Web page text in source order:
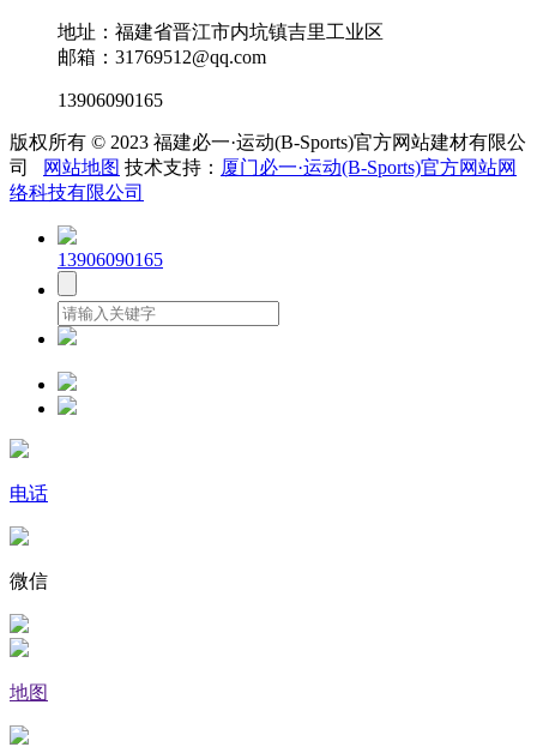
地址：福建省晋江市内坑镇吉里工业区
邮箱：31769512@qq.com
13906090165
版权所有 © 2023 福建必一·运动(B-Sports)官方网站建材有限公
司
网站地图 技术支持： 厦门必一·运动(B-Sports)官方网站网
络科技有限公司
13906090165
电话
微信
地图